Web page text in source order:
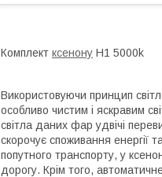
Комплект ксенону H1 5000k
Використовуючи принцип
особливо чистим і яскравим
світла даних фар удвічі
скорочує споживання енергії
попутного транспорту, у
дорогу. Крім того,